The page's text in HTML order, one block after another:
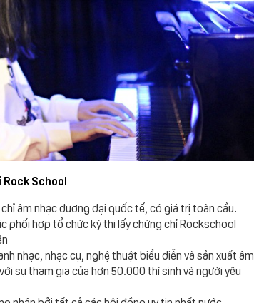
Rock School
âm nhạc đương đại quốc tế, có giá trị toàn cầu.
phối hợp tổ chức kỳ thi lấy chứng chỉ Rockschool
nhạc, nhạc cụ, nghệ thuật biểu diễn và sản xuất âm
sự tham gia của hơn 50.000 thí sinh và người yêu